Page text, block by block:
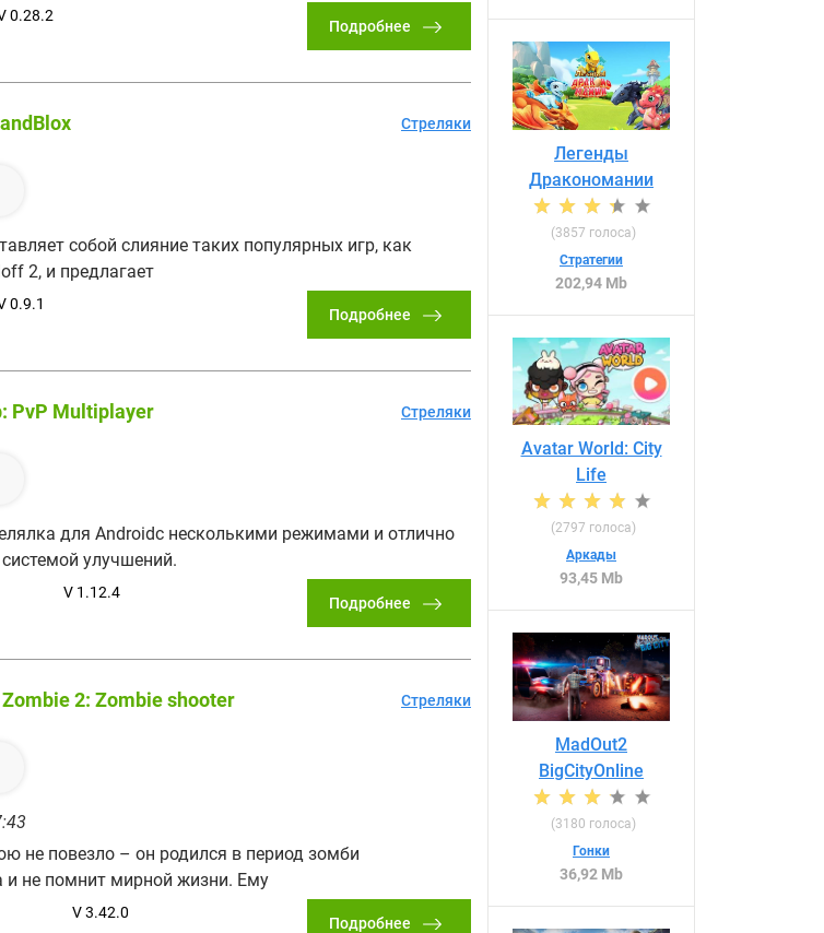
0.28.2
Подробнее
собой слияние таких популярных игр, как
2, и предлагает
0.9.1
Стреляки
Подробнее
PvP Multiplayer
для Androidс несколькими режимами и отлично
улучшений.
V 1.12.4
Стреляки
Подробнее
2: Zombie shooter
не повезло – он родился в период зомби
и не помнит мирной жизни. Ему
V 3.42.0
Стреляки
Подробнее
Легенды
Дракономании
(3857 голоса)
Стратегии
202,94 Mb
Avatar World: City
Life
(2797 голоса)
Аркады
93,45 Mb
MadOut2
BigCityOnline
(3180 голоса)
Гонки
36,92 Mb